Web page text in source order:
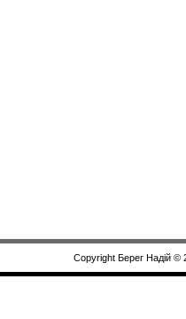
Copyright Берег Надiй ©